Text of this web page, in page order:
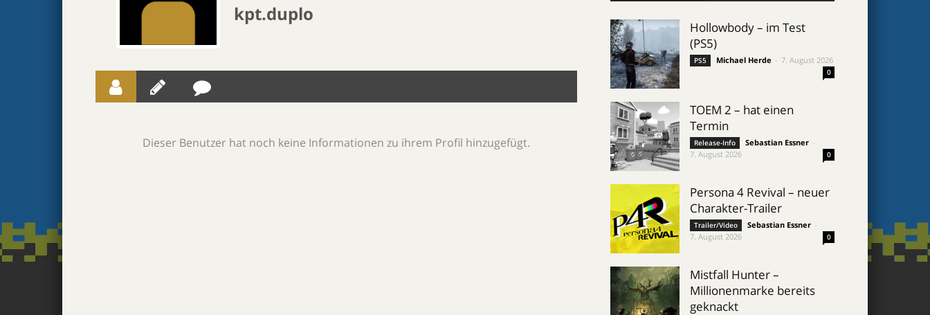
kpt.duplo
Dieser Benutzer hat noch keine Informationen zu ihrem Profil hinzugefügt.
Hollowbody – im Test
(PS5)
PS5 Michael Herde 7. August 2026
0
TOEM 2 – hat einen
Termin
Release-Info Sebastian Essner
7. August 2026
0
Persona 4 Revival – neuer
Charakter-Trailer
Trailer/Video Sebastian Essner
7. August 2026
0
Mistfall Hunter –
Millionenmarke bereits
geknackt